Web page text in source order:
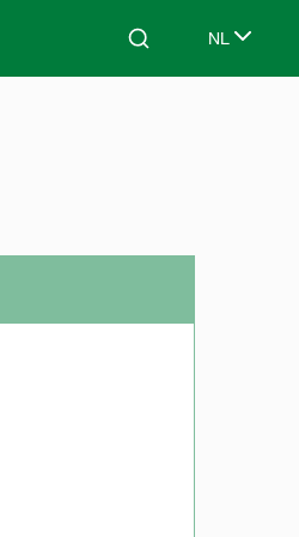
Search NL
Select